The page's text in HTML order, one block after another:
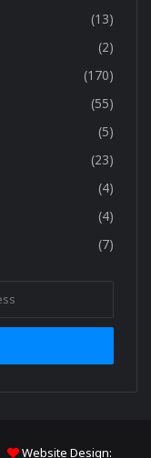
(13)
(2)
(170)
(55)
(5)
(23)
(4)
(4)
(7)
Website Design: